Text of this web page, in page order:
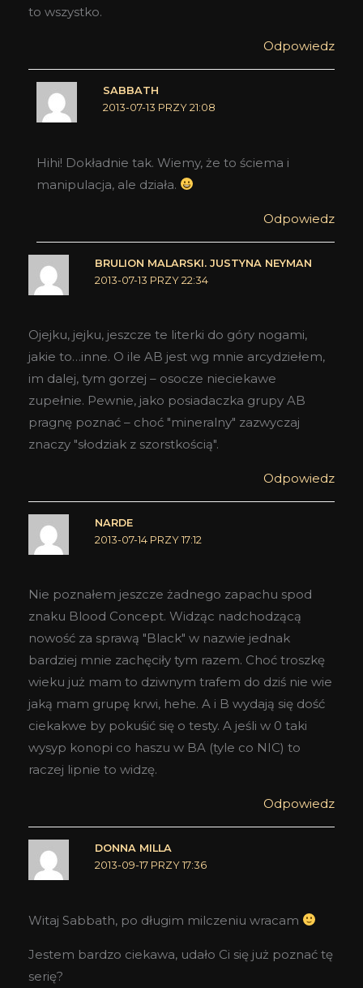
to wszystko.
Odpowiedz
SABBATH
2013-07-13 PRZY 21:08
Hihi! Dokładnie tak. Wiemy, że to ściema i
manipulacja, ale działa.
Odpowiedz
BRULION MALARSKI. JUSTYNA NEYMAN
2013-07-13 PRZY 22:34
Ojejku, jejku, jeszcze te literki do góry nogami,
jakie to…inne. O ile AB jest wg mnie arcydziełem,
im dalej, tym gorzej – osocze nieciekawe
zupełnie. Pewnie, jako posiadaczka grupy AB
pragnę poznać – choć "mineralny" zazwyczaj
znaczy "słodziak z szorstkością".
Odpowiedz
NARDE
2013-07-14 PRZY 17:12
Nie poznałem jeszcze żadnego zapachu spod
znaku Blood Concept. Widząc nadchodzącą
nowość za sprawą "Black" w nazwie jednak
bardziej mnie zachęciły tym razem. Choć troszkę
wieku już mam to dziwnym trafem do dziś nie wie
jaką mam grupę krwi, hehe. A i B wydają się dość
ciekakwe by pokuśić się o testy. A jeśli w 0 taki
wysyp konopi co haszu w BA (tyle co NIC) to
raczej lipnie to widzę.
Odpowiedz
DONNA MILLA
2013-09-17 PRZY 17:36
Witaj Sabbath, po długim milczeniu wracam
Jestem bardzo ciekawa, udało Ci się już poznać tę
serię?